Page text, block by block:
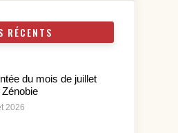
RÉCENTS
du mois de juillet
Zénobie
2026